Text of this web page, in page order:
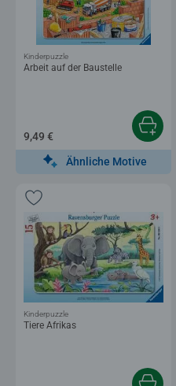
Arbeit auf der Baustelle
Kinderpuzzle
9,49 €
Ähnliche Motive
Tiere Afrikas
Kinderpuzzle